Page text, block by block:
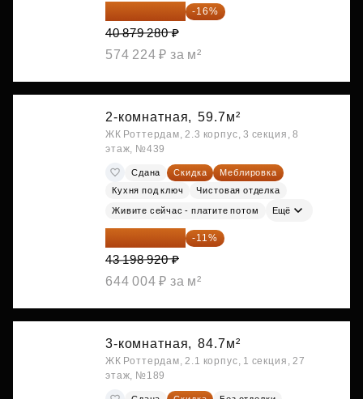
34 338 595 ₽ -16%
40 879 280 ₽
574 224 ₽ за м²
2-комнатная, 59.7м²
ЖК Роттердам, 2.3 корпус, 3 секция, 8
этаж, №439
Сдана Скидка
Меблировка
Кухня под ключ
Чистовая отделка
Живите сейчас - платите потом Ещё
38 447 039 ₽ -11%
43 198 920 ₽
644 004 ₽ за м²
3-комнатная, 84.7м²
ЖК Роттердам, 2.1 корпус, 1 секция, 27
этаж, №189